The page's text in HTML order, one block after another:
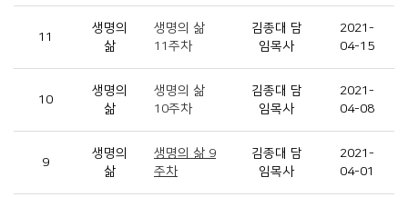
11
생명의
삶
생명의 삶
11주차
김종대 담
임목사
2021-
04-15
10
생명의
삶
생명의 삶
10주차
김종대 담
임목사
2021-
04-08
9
생명의
삶
생명의 삶 9
주차
김종대 담
임목사
2021-
04-01